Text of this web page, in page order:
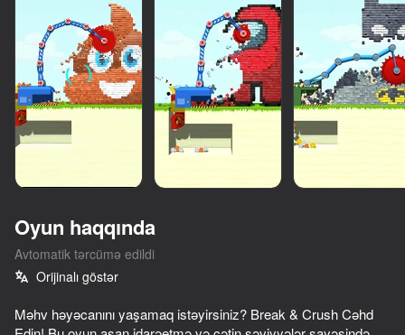
I'm a Monster!
Go Escape
Mr. Slice
Oyun haqqında
Avtomatik tərcümə edildi
Orijinalı göstər
Məhv həyəcanını yaşamaq istəyirsiniz? Break & Crush Cəhd